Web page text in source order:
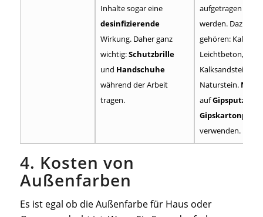
Inhalte sogar eine
desinfizierende
Wirkung. Daher ganz
wichtig:Schutzbrille
und Handschuhe
während der Arbeit
tragen.
aufgetragen
werden. Dazu
gehören:
Leichtbeton,
Kalksandstein
Naturstein. Nicht
aufGipsputz
verwenden.
4. Kosten von
Außenfarben
Es ist egal ob die Außenfarbe für Haus oder